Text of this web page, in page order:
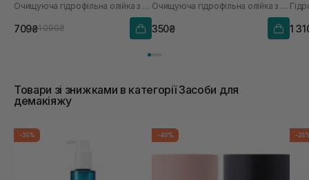
до 01.27р.) 155 мл
Очищуюча гідрофільна олійка з пробіотиками
709₴1 090₴
Очищуюча гідрофільна олійка з пробіотиками
350₴ 1
Товари зі знижками в категорії Засоби для
демакіяжу
-35% -40% -